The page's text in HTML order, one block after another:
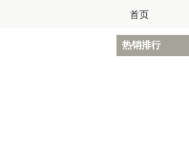
热销排行